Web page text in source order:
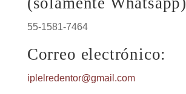
55-1581-7464
Correo electrónico:
iplelredentor@gmail.com